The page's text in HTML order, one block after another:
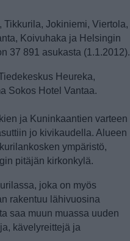
Jokiniemi, Viertola,
Koivuhaka ja Helsingin
37 891 asukasta (1.1.2012).
Heureka,
Sokos Hotel Vantaa.
ja Kuninkaantien varteen
jo kivikaudella. Alueen
ympäristö,
pitäjän kirkonkylä.
joka on myös
rakentuu lähivuosina
saa muun muassa uuden
kävelyreittejä ja